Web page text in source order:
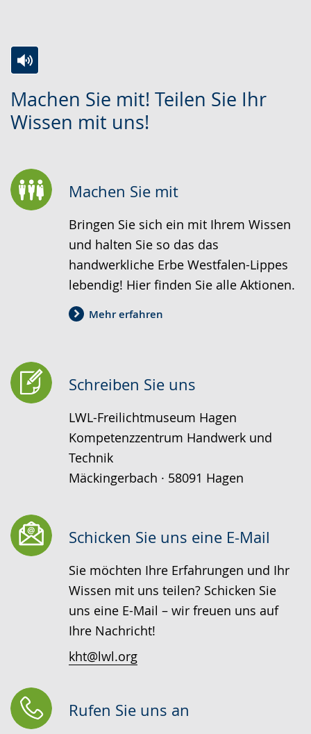
Machen Sie mit! Teilen Sie Ihr
Wissen mit uns!
Leichten
Sprache
Audio-
Unterstützung.
Video
in
wird
angezeigt.
Machen Sie mit
Bringen Sie sich ein mit Ihrem Wissen
und halten Sie so das das
handwerkliche Erbe Westfalen-Lippes
lebendig! Hier finden Sie alle Aktionen.
Mehr erfahren
Schreiben Sie uns
LWL-Freilichtmuseum Hagen
Kompetenzzentrum Handwerk und
Technik
Mäckingerbach · 58091 Hagen
Schicken Sie uns eine E-Mail
Sie möchten Ihre Erfahrungen und Ihr
Wissen mit uns teilen? Schicken Sie
uns eine E-Mail – wir freuen uns auf
Ihre Nachricht!
kht@lwl.org
Rufen Sie uns an